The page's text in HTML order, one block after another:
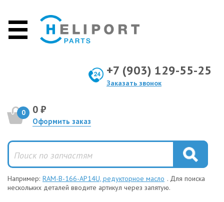
+7 (903) 129-55-25
Заказать звонок
0 0 ₽
Оформить заказ
Например: RAM-B-166-AP14U, редукторное масло . Для поиска
нескольких деталей вводите артикул через запятую.